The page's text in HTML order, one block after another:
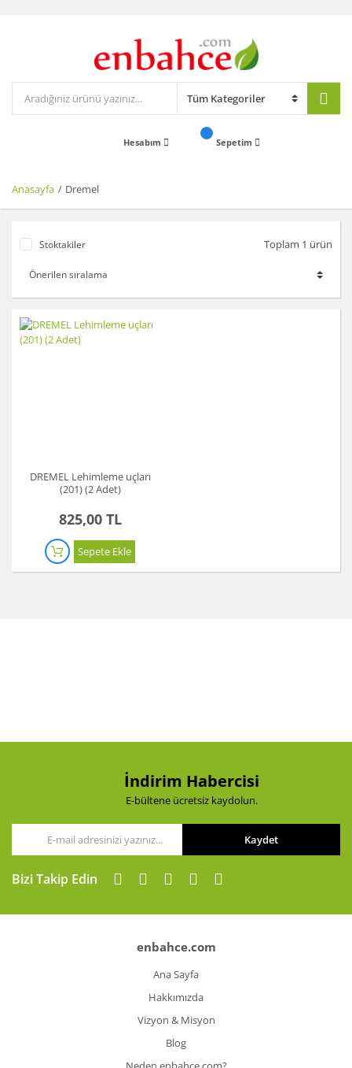
Hesabım Sepetim
Anasayfa Dremel
Stoktakiler Toplam 1 ürün
DREMEL Lehimleme uçları
(201) (2 Adet)
825,00 TL
Sepete Ekle
İndirim Habercisi
E-bültene ücretsiz kaydolun.
Kaydet
Bizi Takip Edin
enbahce.com
Ana Sayfa
Hakkımızda
Vizyon & Misyon
Blog